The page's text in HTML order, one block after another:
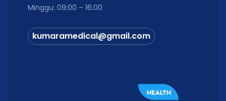
Minggu: 09:00 – 16:00
kumaramedical@gmail.com